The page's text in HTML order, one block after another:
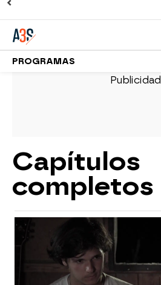
PROGRAMAS
Capítulos
completos